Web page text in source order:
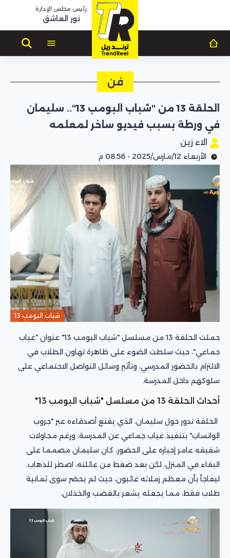
رئيس مجلس الإدارة
نور العاشق
فن
الحلقة 13 من "شباب البومب 13".. سليمان
في ورطة بسبب فيديو ساخر لمعلمه
الاء زين
الأربعاء 12/مارس/2025 - 08:56 م
شباب البومب 13
حملت الحلقة 13 من مسلسل "شباب البومب 13" عنوان "غياب
جماعي"، حيث سلطت الضوء على ظاهرة تهاون الطلاب في
الالتزام بالحضور المدرسي، وتأثير وسائل التواصل الاجتماعي على
سلوكهم داخل المدرسة.
أحداث الحلقة 13 من مسلسل "شباب البومب 13"
الحلقة تدور حول سليمان، الذي يقنع أصدقاءه عبر "جروب
الواتساب" بتنفيذ غياب جماعي عن المدرسة، ورغم محاولات
شقيقه عامر إجباره على الحضور، كان سليمان مصمما على
البقاء في المنزل، لكن بعد ضغط من عائلته، اضطر للذهاب،
ليفاجأ بأن معظم زملائه غائبون، حيث لم يحضر سوى ثمانية
طلاب فقط، مما يجعله يشعر بالغضب والخذلان.